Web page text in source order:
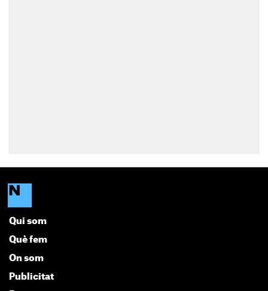
Qui som
Què fem
On som
Publicitat